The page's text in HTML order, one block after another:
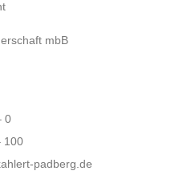
mbB
0
100
padberg.de